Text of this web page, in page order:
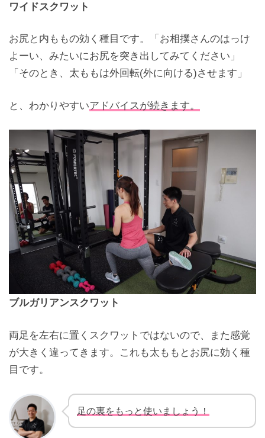
ワイドスクワット
お尻と内ももの効く種目です。「お相撲さんのはっけ
よーい、みたいにお尻を突き出してみてください」
「そのとき、太ももは外回転(外に向ける)させます」
と、わかりやすいアドバイスが続きます。
ブルガリアンスクワット
両足を左右に置くスクワットではないので、また感覚
が大きく違ってきます。これも太ももとお尻に効く種
目です。
足の裏をもっと使いましょう！